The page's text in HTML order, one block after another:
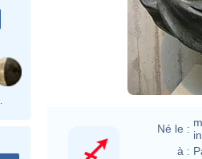
Né le :
à :